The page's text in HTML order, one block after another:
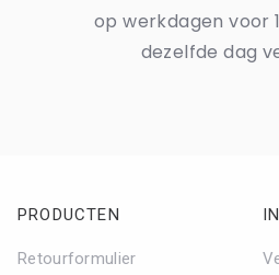
op werkdagen voor
dezelfde dag
PRODUCTEN
Retourformulier